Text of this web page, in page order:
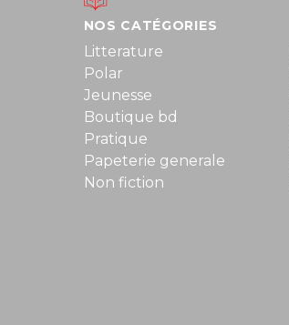
NOS CATÉGORIES
Litterature
Polar
Jeunesse
Boutique bd
Pratique
Papeterie generale
Non fiction